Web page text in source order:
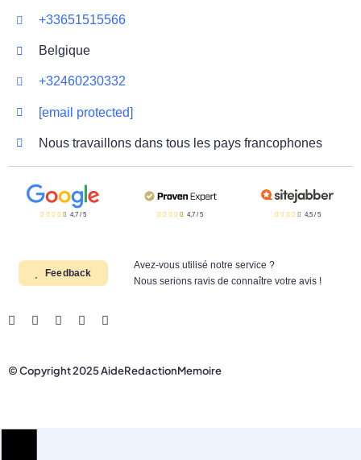
+33651515566
Belgique
+32460230332
[email protected]
Nous travaillons dans tous les pays francophones
4,7/ 5 4,7 /5 4,5/ 5
Feedback
Avez-vous utilisé notre service ?
Nous serions ravis de connaître votre avis !
© Copyright 2025 AideRedactionMemoire